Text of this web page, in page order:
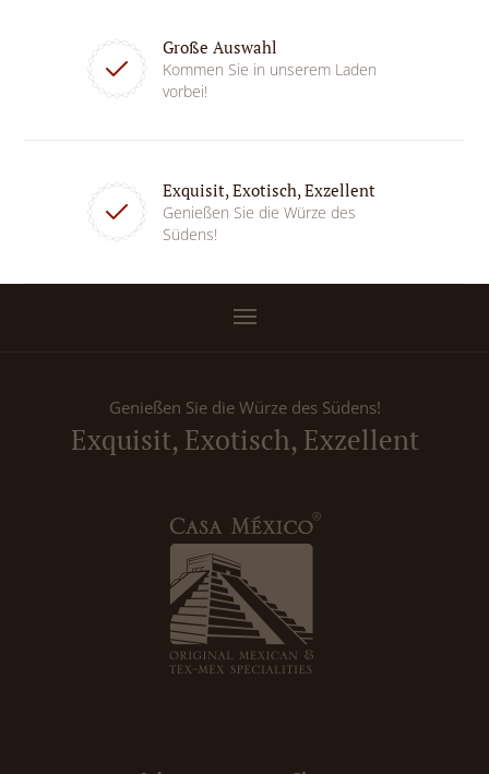
Große Auswahl
Kommen Sie in unserem Laden
vorbei!
Exquisit, Exotisch, Exzellent
Genießen Sie die Würze des
Südens!
Genießen Sie die Würze des Südens!
Exquisit, Exotisch, Exzellent